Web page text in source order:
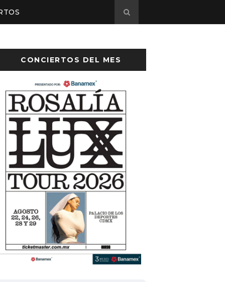
anuncia concierto en el Palacio de
CONCIERTOS DEL MES